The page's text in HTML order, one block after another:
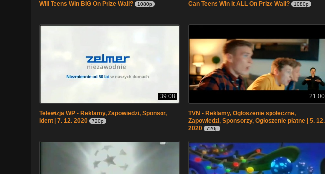
Will Teens Win BIG On Prize Wall? 1080p Can Teens Win It ALL On Prize Wall? 1080p
39:08
Telewizja WP - Reklamy, Zapowiedzi, Sponsor,
Ident | 7. 12. 2020
720p
21:00
TVN - Reklamy, Ogłoszenie społeczne,
Zapowiedzi, Sponsorzy, Ogłoszenie płatne | 5. 12.
2020
720p